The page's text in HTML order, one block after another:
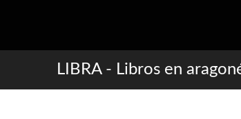
LIBRA - Libros en